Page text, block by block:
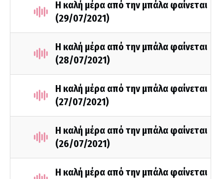
Η καλή μέρα από την μπάλα φαίνεται
(29/07/2021)
Η καλή μέρα από την μπάλα φαίνεται
(28/07/2021)
Η καλή μέρα από την μπάλα φαίνεται
(27/07/2021)
Η καλή μέρα από την μπάλα φαίνεται
(26/07/2021)
Η καλή μέρα από την μπάλα φαίνεται